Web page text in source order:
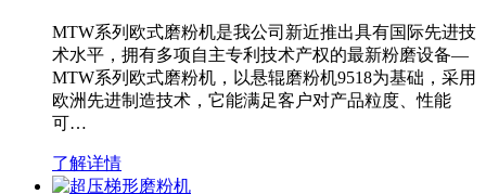
MTW系列欧式磨粉机是我公司新近推出具有国际先进技
术水平，拥有多项自主专利技术产权的最新粉磨设备—
MTW系列欧式磨粉机，以悬辊磨粉机9518为基础，采用
欧洲先进制造技术，它能满足客户对产品粒度、性能
可…
了解详情